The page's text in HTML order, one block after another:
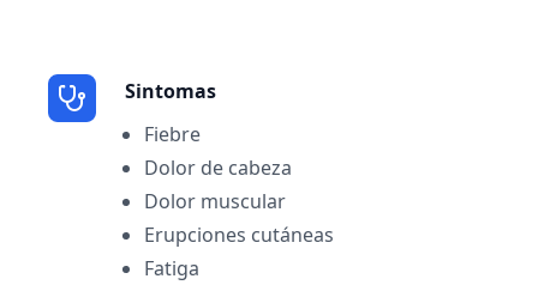
Sintomas
Fiebre
Dolor de cabeza
Dolor muscular
Erupciones cutáneas
Fatiga